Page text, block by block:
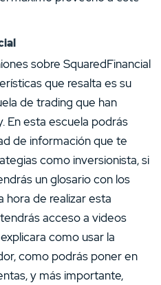
sobre SquaredFinancial
que resalta es su
de trading que han
En esta escuela podrás
de información que te
como inversionista, si
un glosario con los
hora de realizar esta
acceso a videos
como usar la
como podrás poner en
y más importante,